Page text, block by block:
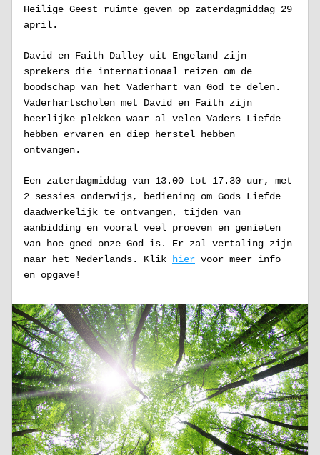
Heilige Geest ruimte geven op zaterdagmiddag 29
april.
David en Faith Dalley uit Engeland zijn
sprekers die internationaal reizen om de
boodschap van het Vaderhart van God te delen.
Vaderhartscholen met David en Faith zijn
heerlijke plekken waar al velen Vaders Liefde
hebben ervaren en diep herstel hebben
ontvangen.
Een zaterdagmiddag van 13.00 tot 17.30 uur, met
2 sessies onderwijs, bediening om Gods Liefde
daadwerkelijk te ontvangen, tijden van
aanbidding en vooral veel proeven en genieten
van hoe goed onze God is. Er zal vertaling zijn
naar het Nederlands. Klik
hier voor meer info
en opgave!